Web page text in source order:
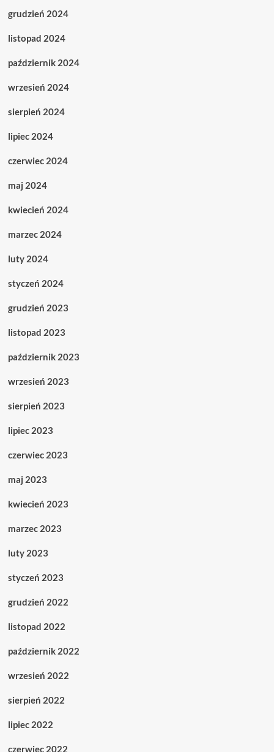
grudzień 2024
listopad 2024
październik 2024
wrzesień 2024
sierpień 2024
lipiec 2024
czerwiec 2024
maj 2024
kwiecień 2024
marzec 2024
luty 2024
styczeń 2024
grudzień 2023
listopad 2023
październik 2023
wrzesień 2023
sierpień 2023
lipiec 2023
czerwiec 2023
maj 2023
kwiecień 2023
marzec 2023
luty 2023
styczeń 2023
grudzień 2022
listopad 2022
październik 2022
wrzesień 2022
sierpień 2022
lipiec 2022
czerwiec 2022